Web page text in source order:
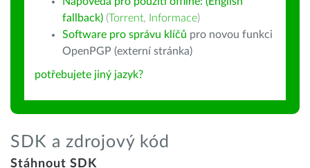
fallback) (Torrent, Informace)
Software pro správu klíčů pro novou funkci
OpenPGP (externí stránka)
potřebujete jiný jazyk?
SDK a zdrojový kód
Stáhnout SDK